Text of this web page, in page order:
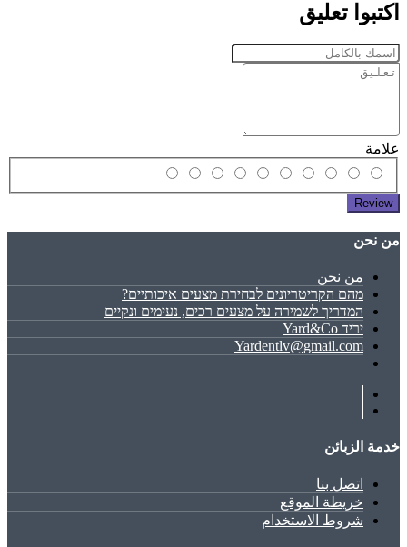
اكتبوا تعليق
علامة
Review
ﻣﻦ ﻧﺤﻦ
ﻣﻦ ﻧﺤﻦ
מהם הקריטריונים לבחירת מצעים איכותיים?
המדריך לשמירה על מצעים רכים, נעימים ונקיים
יריד Yard&Co
Yardentlv@gmail.com
خدمة الزبائن
اتصل بنا
خريطة الموقع
شروط الاستخدام